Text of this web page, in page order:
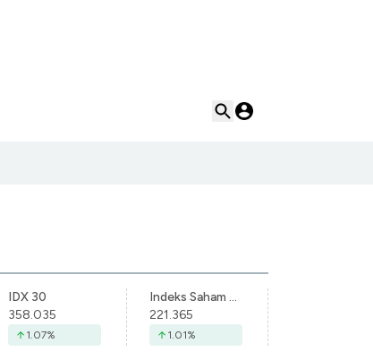
IDX 30
358.035
1.07%
Indeks Saham Syariah Indonesia
221.365
1.01%